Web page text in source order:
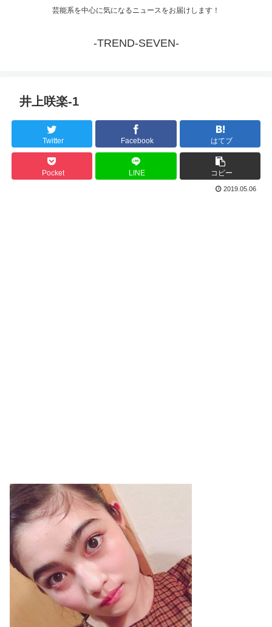
芸能系を中心に気になるニュースをお届けします！
-TREND-SEVEN-
井上咲楽-1
Twitter Facebook はてブ
Pocket LINE コピー
2019.05.06